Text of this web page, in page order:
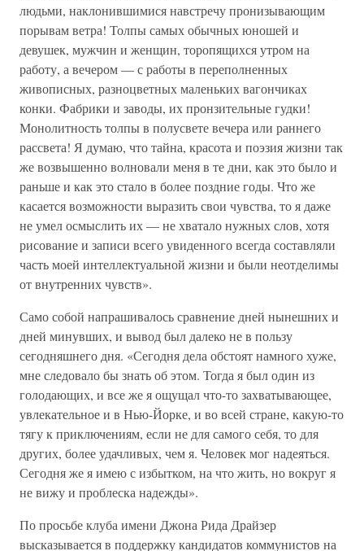
людьми, наклонившимися навстречу пронизывающим
порывам ветра! Толпы самых обычных юношей и
девушек, мужчин и женщин, торопящихся утром на
работу, а вечером — с работы в переполненных
живописных, разноцветных маленьких вагончиках
конки. Фабрики и заводы, их пронзительные гудки!
Монолитность толпы в полусвете вечера или раннего
рассвета! Я думаю, что тайна, красота и поэзия жизни так
же возвышенно волновали меня в те дни, как это было и
раньше и как это стало в более поздние годы. Что же
касается возможности выразить свои чувства, то я даже
не умел осмыслить их — не хватало нужных слов, хотя
рисование и записи всего увиденного всегда составляли
часть моей интеллектуальной жизни и были неотделимы
от внутренних чувств».
Само собой напрашивалось сравнение дней нынешних и
дней минувших, и вывод был далеко не в пользу
сегодняшнего дня. «Сегодня дела обстоят намного хуже,
мне следовало бы знать об этом. Тогда я был один из
голодающих, и все же я ощущал что-то захватывающее,
увлекательное и в Нью-Йорке, и во всей стране, какую-то
тягу к приключениям, если не для самого себя, то для
других, более удачливых, чем я. Человек мог надеяться.
Сегодня же я имею с избытком, на что жить, но вокруг я
не вижу и проблеска надежды».
По просьбе клуба имени Джона Рида Драйзер
высказывается в поддержку кандидатов коммунистов на